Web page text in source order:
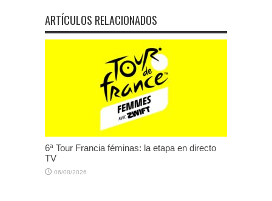
ARTÍCULOS RELACIONADOS
6ª Tour Francia féminas: la etapa en directo
TV
06/08/2026